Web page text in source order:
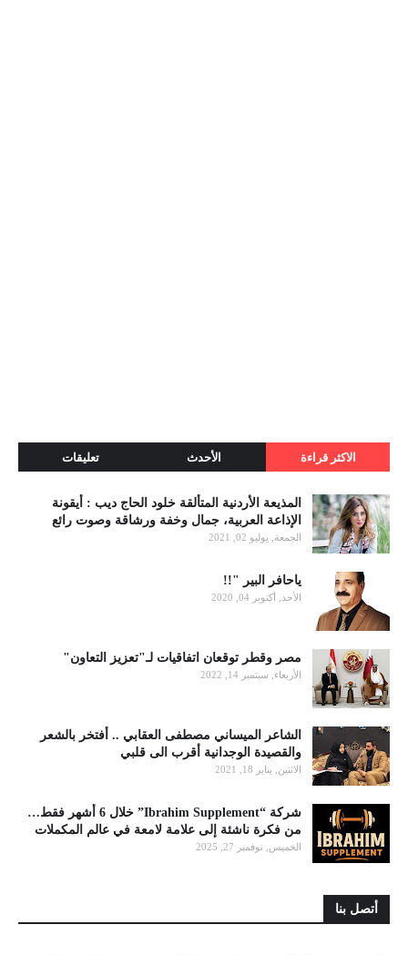
الاكثر قراءة الأحدث تعليقات
المذيعة الأردنية المتألقة خلود الحاج ديب : أيقونة
الإذاعة العربية، جمال وخفة ورشاقة وصوت رائع
الجمعة, يوليو 02, 2021
ياحافر البير "!!
الأحد, أكتوبر 04, 2020
مصر وقطر توقعان اتفاقيات لـ"تعزيز التعاون"
الأربعاء, سبتمبر 14, 2022
الشاعر الميساني مصطفى العقابي .. أفتخر بالشعر
والقصيدة الوجدانية أقرب الى قلبي
الاثنين, يناير 18, 2021
شركة “Ibrahim Supplement” خلال 6 أشهر فقط…
من فكرة ناشئة إلى علامة لامعة في عالم المكملات
الخميس, نوفمبر 27, 2025
أتصل بنا